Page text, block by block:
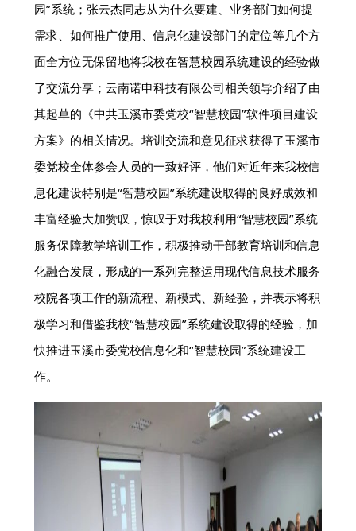
园”系统；张云杰同志从为什么要建、业务部门如何提
需求、如何推广使用、信息化建设部门的定位等几个方
面全方位无保留地将我校在智慧校园系统建设的经验做
了交流分享；云南诺申科技有限公司相关领导介绍了由
其起草的《中共玉溪市委党校“智慧校园”软件项目建设
方案》的相关情况。培训交流和意见征求获得了玉溪市
委党校全体参会人员的一致好评，他们对近年来我校信
息化建设特别是“智慧校园”系统建设取得的良好成效和
丰富经验大加赞叹，惊叹于对我校利用“智慧校园”系统
服务保障教学培训工作，积极推动干部教育培训和信息
化融合发展，形成的一系列完整运用现代信息技术服务
校院各项工作的新流程、新模式、新经验，并表示将积
极学习和借鉴我校“智慧校园”系统建设取得的经验，加
快推进玉溪市委党校信息化和“智慧校园”系统建设工
作。